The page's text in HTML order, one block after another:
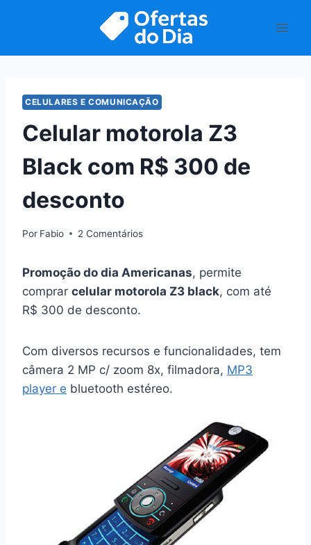
CELULARES E COMUNICAÇÃO
Celular motorola Z3
Black com R$ 300 de
desconto
Por Fabio 2 Comentários
Promoção do dia Americanas, permite
comprar celular motorola Z3 black, com até
R$ 300 de desconto.
Com diversos recursos e funcionalidades, tem
câmera 2 MP c/ zoom 8x, filmadora, MP3
player e bluetooth estéreo.